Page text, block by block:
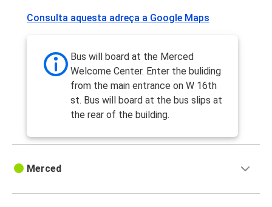
Consulta aquesta adreça a Google Maps
Bus will board at the Merced
Welcome Center. Enter the buliding
from the main entrance on W 16th
st. Bus will board at the bus slips at
the rear of the building.
Merced